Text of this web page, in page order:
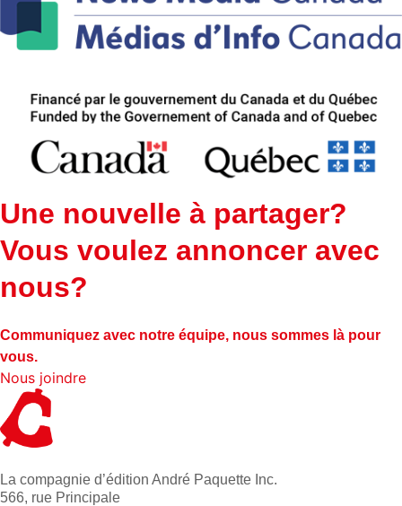
Une nouvelle à partager?
Vous voulez annoncer avec
nous?
Communiquez avec notre équipe, nous sommes là pour
vous.
Nous joindre
La compagnie d’édition André Paquette Inc.
566, rue Principale